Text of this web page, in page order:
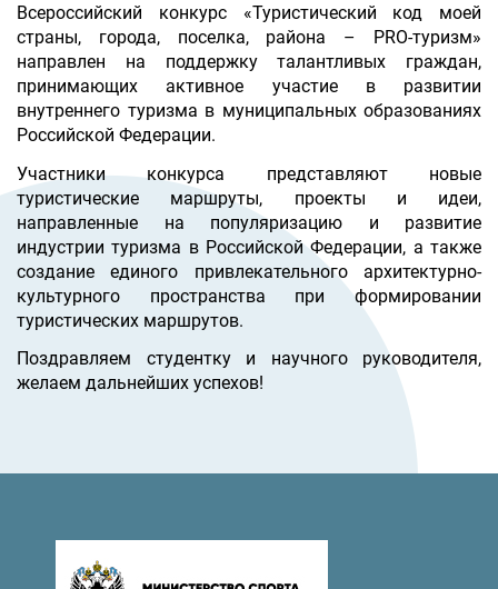
Всероссийский конкурс «Туристический код моей
страны, города, поселка, района – PRO-туризм»
направлен на поддержку талантливых граждан,
принимающих активное участие в развитии
внутреннего туризма в муниципальных образованиях
Российской Федерации.
Участники конкурса представляют новые
туристические маршруты, проекты и идеи,
направленные на популяризацию и развитие
индустрии туризма в Российской Федерации, а также
создание единого привлекательного архитектурно-
культурного пространства при формировании
туристических маршрутов.
Поздравляем студентку и научного руководителя,
желаем дальнейших успехов!